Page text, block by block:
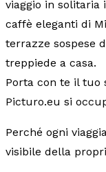
viaggio in
caffè eleganti di
terrazze sospese
treppiede a casa.
Porta con te il tuo
Picturo.eu si
Perché ogni
visibile della